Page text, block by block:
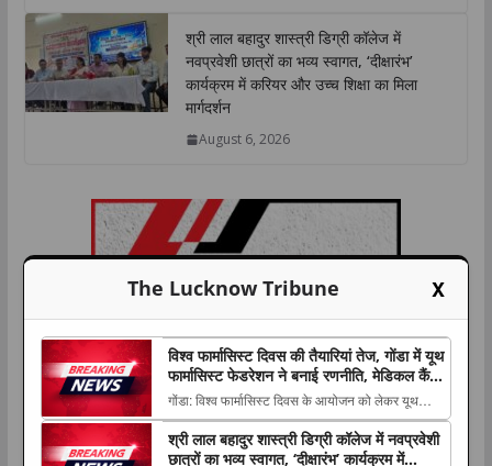
श्री लाल बहादुर शास्त्री डिग्री कॉलेज में
नवप्रवेशी छात्रों का भव्य स्वागत, ‘दीक्षारंभ’
कार्यक्रम में करियर और उच्च शिक्षा का मिला
मार्गदर्शन
August 6, 2026
The Lucknow Tribune X
विश्व फार्मासिस्ट दिवस की तैयारियां तेज, गोंडा में यूथ
फार्मासिस्ट फेडरेशन ने बनाई रणनीति, मेडिकल कैंप
समेत कई कार्यक्रम होंगे आयोजित
गोंडा: विश्व फार्मासिस्ट दिवस के आयोजन को लेकर यूथ
फार्मासिस्ट फेडरेशन की महत्वपूर्ण बैठक बुधवार को सिंचाई
विभाग स्थित चौधरी The post विश्व फार्मासिस्ट दिवस की
श्री लाल बहादुर शास्त्री डिग्री कॉलेज में नवप्रवेशी
छात्रों का भव्य स्वागत, ‘दीक्षारंभ’ कार्यक्रम में